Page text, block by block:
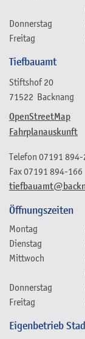
Donnerstag
Freitag
Tiefbauamt
Stiftshof 20
71522 Backnang
OpenStreetMap
Fahrplanauskunft
Telefon 07191 894-
Fax07191 894-166
Öffnungszeiten
Montag
Dienstag
Mittwoch
Donnerstag
Freitag
Eigenbetrieb